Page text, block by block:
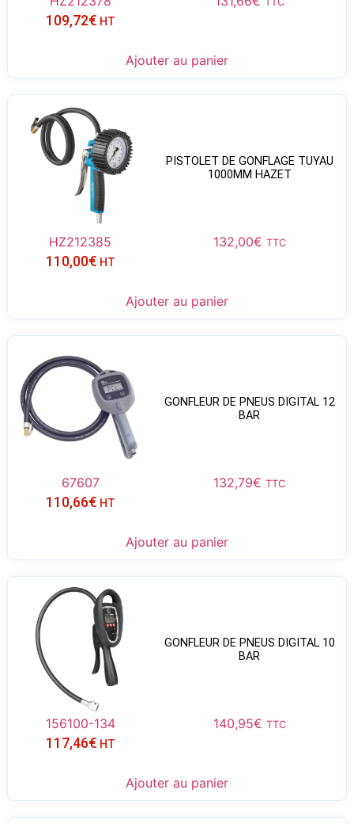
109,72€ HT
Ajouter au panier
PISTOLET DE GONFLAGE TUYAU
1000MM HAZET
HZ212385 132,00€ TTC
110,00€ HT
Ajouter au panier
GONFLEUR DE PNEUS DIGITAL 12
BAR
67607 132,79€ TTC
110,66€ HT
Ajouter au panier
GONFLEUR DE PNEUS DIGITAL 10
BAR
156100-134 140,95€ TTC
117,46€ HT
Ajouter au panier